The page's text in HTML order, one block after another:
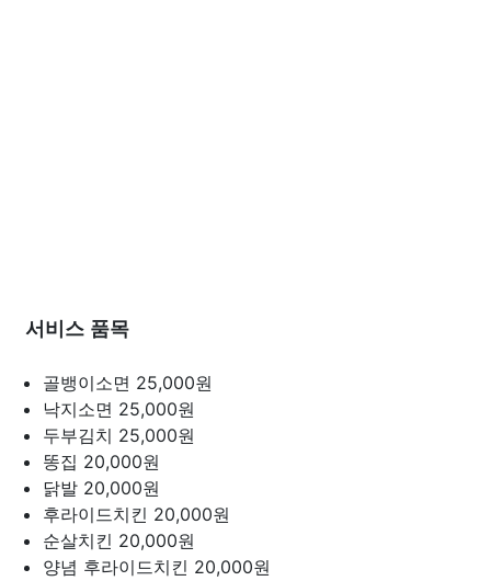
서비스 품목
골뱅이소면 25,000원
낙지소면 25,000원
두부김치 25,000원
똥집 20,000원
닭발 20,000원
후라이드치킨 20,000원
순살치킨 20,000원
양념 후라이드치킨 20,000원